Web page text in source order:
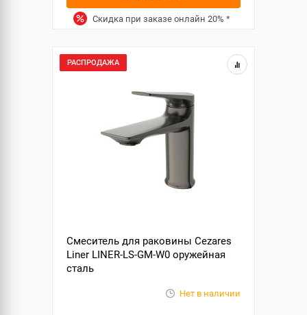
Скидка при заказе онлайн 20% *
РАСПРОДАЖА
Смеситель для раковины Cezares
Liner LINER-LS-GM-W0 оружейная
сталь
Нет в наличии